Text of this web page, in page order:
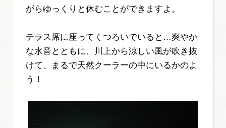
がらゆっくりと休むことができますよ。
テラス席に座ってくつろいでいると…爽やか
な水音とともに、川上から涼しい風が吹き抜
けて、まるで天然クーラーの中にいるかのよ
う！